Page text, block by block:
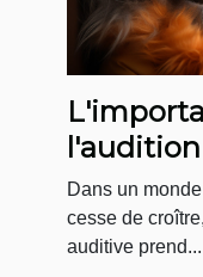
des
bruyants
Dans un
cesse de
auditive prend...